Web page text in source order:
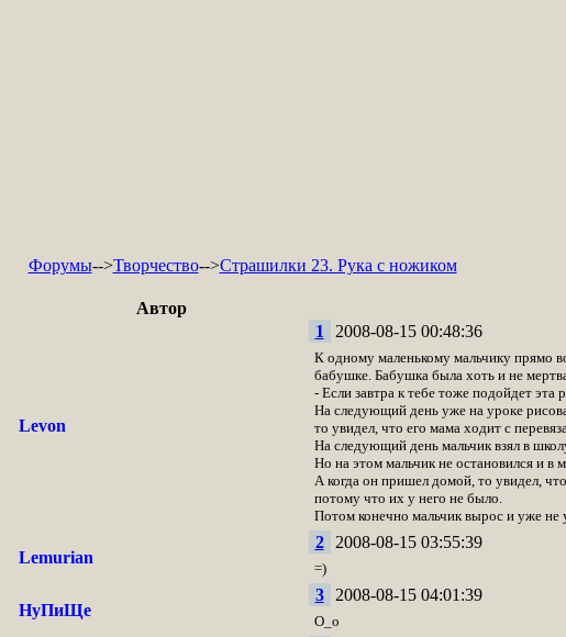
Форумы-->Творчество-->Страшилки 23. Рука с ножиком
Автор
Levon
1 2008-08-15 00:48:36
К одному маленькому мальчику прямо
бабушке. Бабушка была хоть и не
- Если завтра к тебе тоже подойдет эта
На следующий день уже на уроке
то увидел, что его мама ходит с
На следующий день мальчик взял в
Но на этом мальчик не остановился и в
А когда он пришел домой, то увидел,
потому что их у него не было.
Потом конечно мальчик вырос и уже не
Lemurian
2 2008-08-15 03:55:39
=)
НуПиЩе
3 2008-08-15 04:01:39
O_o